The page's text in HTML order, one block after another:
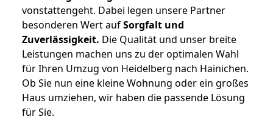
vonstattengeht. Dabei legen unsere Partner
besonderen Wert aufSorgfalt und
Zuverlässigkeit. Die Qualität und unser breite
Leistungen machen uns zu der optimalen Wahl
für Ihren Umzug von Heidelberg nach Hainichen.
Ob Sie nun eine kleine Wohnung oder ein großes
Haus umziehen, wir haben die passende Lösung
für Sie.